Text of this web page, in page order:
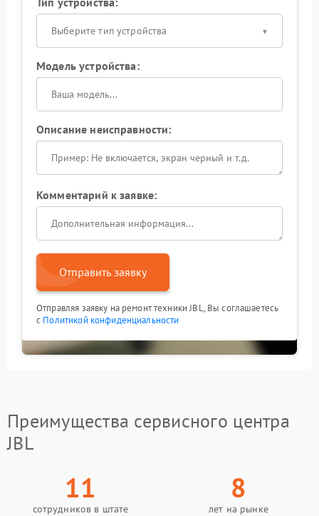
Выберите тип устройства
Модель устройства:
Описание неисправности:
Комментарий к заявке:
Отправить заявку
Отправляя заявку на ремонт техники JBL, Вы соглашаетесь
с Политикой конфиденциальности
Преимущества сервисного центра
JBL
11
сотрудников в штате
8
лет на рынке